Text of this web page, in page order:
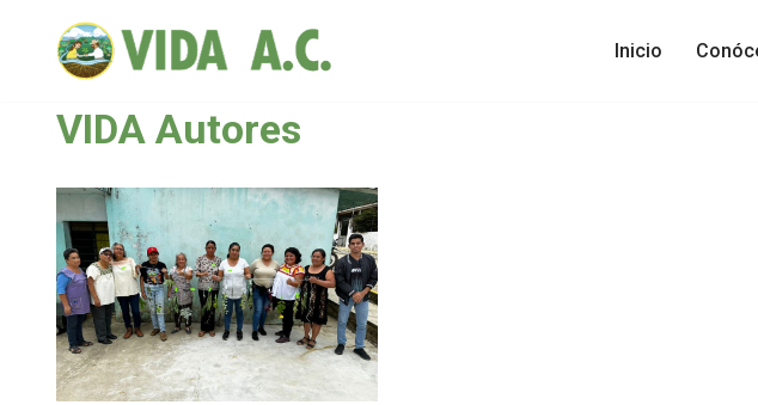
Saltar
contenido
Inicio
VIDA Autores